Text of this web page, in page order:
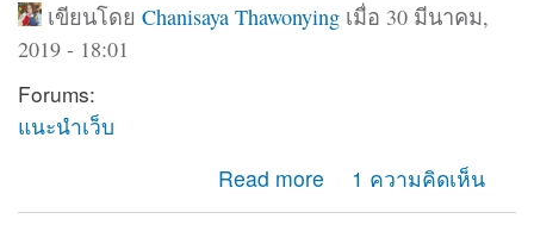
เขียนโดย Chanisaya Thawonying เมื่อ 30 มีนาคม,
2019 - 18:01
Forums:
แนะนำเว็บ
Read more
about เข้าเฟสบุ๊คไม่ได้ค่ะ 1 ความคิดเห็น